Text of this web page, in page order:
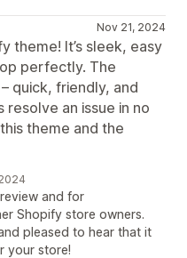
Nov 21, 2024
theme! It’s sleek, easy
perfectly. The
quick, friendly, and
an issue in no
theme and the
and for
Shopify store owners.
pleased to hear that it
your store!